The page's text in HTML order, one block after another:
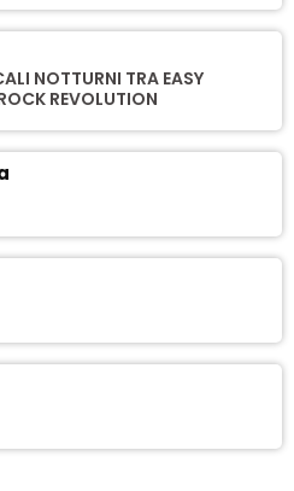
NOTTURNI TRA EASY
REVOLUTION